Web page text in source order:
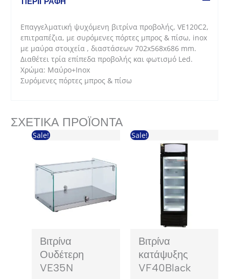
Επαγγελματική ψυχόμενη βιτρίνα προβολής, VE120C2,
επιτραπέζια, με συρόμενες πόρτες μπρος & πίσω, inox
με μαύρα στοιχεία , διαστάσεων 702x568x686 mm.
Διαθέτει τρία επίπεδα προβολής και φωτισμό Led.
Χρώμα: Μαύρο+Inox
Συρόμενες πόρτες μπρος & πίσω
ΣΧΕΤΙΚΆ ΠΡΟΪΌΝΤΑ
Sale!
Βιτρίνα
Ουδέτερη
VE35N
Sale!
Βιτρίνα
κατάψυξης
VF40Black